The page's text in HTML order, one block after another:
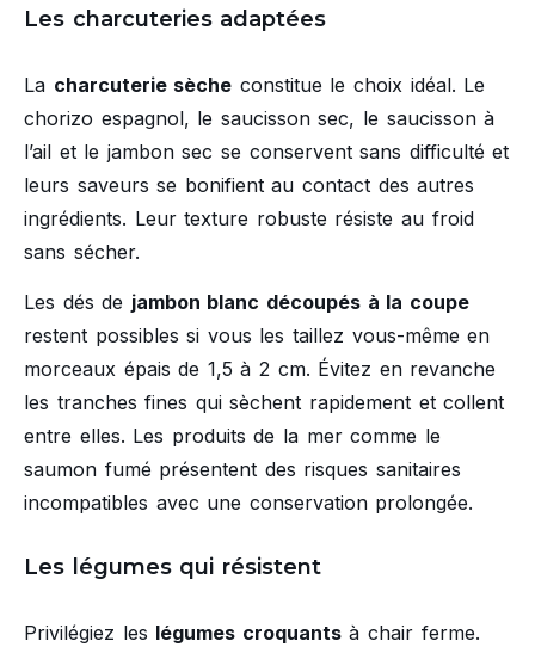
Les charcuteries adaptées
La charcuterie sèche constitue le choix idéal. Le
chorizo espagnol, le saucisson sec, le saucisson à
l’ail et le jambon sec se conservent sans difficulté et
leurs saveurs se bonifient au contact des autres
ingrédients. Leur texture robuste résiste au froid
sans sécher.
Les dés de jambon blanc découpés à la coupe
restent possibles si vous les taillez vous-même en
morceaux épais de 1,5 à 2 cm. Évitez en revanche
les tranches fines qui sèchent rapidement et collent
entre elles. Les produits de la mer comme le
saumon fumé présentent des risques sanitaires
incompatibles avec une conservation prolongée.
Les légumes qui résistent
Privilégiez les légumes croquantsà chair ferme.